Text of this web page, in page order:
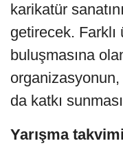
karikatür
getirecek. Farklı
buluşmasına
organizasyonun,
da katkı
Yarışma